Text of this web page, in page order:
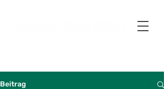
Beitrag